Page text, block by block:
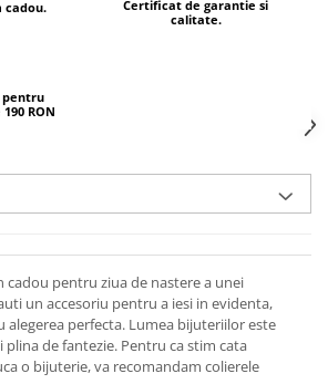
cadou.
Certificat de garantie si
calitate.
pentru
RON
cadou pentru ziua de nastere a unei
un accesoriu pentru a iesi in evidenta,
alegerea perfecta. Lumea bijuteriilor este
plina de fantezie. Pentru ca stim cata
o bijuterie, va recomandam colierele